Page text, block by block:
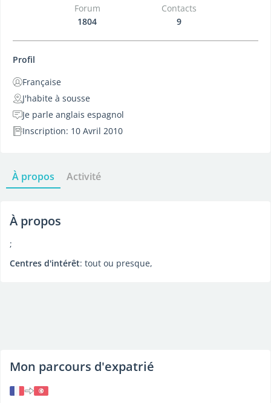
Forum
1804
Contacts
9
Profil
Française
J'habite à sousse
Je parle anglais espagnol
Inscription: 10 Avril 2010
À propos Activité
À propos
;
Centres d'intérêt: tout ou presque,
Mon parcours d'expatrié